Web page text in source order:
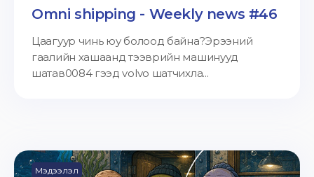
Omni shipping - Weekly news #46
Цаагуур чинь юу болоод байна?Эрээний
гаалийн хашаанд тээврийн машинууд
шатав0084 гээд volvo шатчихла...
Мэдээлэл